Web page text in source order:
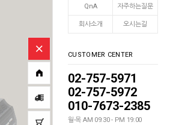
QnA 자주하는질문
회사소개 오시는길
CUSTOMER CENTER
02-757-5971
02-757-5972
010-7673-2385
월-목 AM 09:30 - PM 19:00